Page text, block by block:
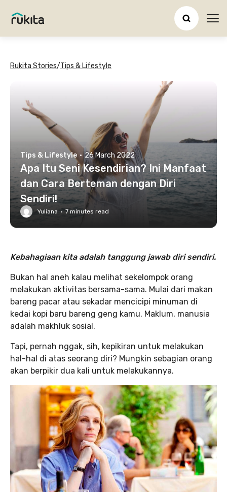
Rukita Stories/Tips & Lifestyle
Tips & Lifestyle · 26 March 2022
Apa Itu Seni Kesendirian? Ini Manfaat
dan Cara Berteman dengan Diri
Sendiri!
Yuliana · 7 minutes read
Kebahagiaan kita adalah tanggung jawab diri sendiri.
Bukan hal aneh kalau melihat sekelompok orang
melakukan aktivitas bersama-sama. Mulai dari makan
bareng pacar atau sekadar mencicipi minuman di
kedai kopi baru bareng geng kamu. Maklum, manusia
adalah makhluk sosial.
Tapi, pernah nggak, sih, kepikiran untuk melakukan
hal-hal di atas seorang diri? Mungkin sebagian orang
akan berpikir dua kali untuk melakukannya.